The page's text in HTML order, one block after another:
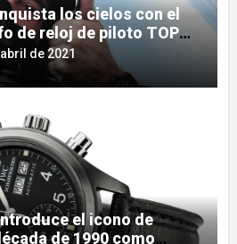
los cielos con el
de reloj de piloto TOP
de 2021
el icono de
de 1990 como